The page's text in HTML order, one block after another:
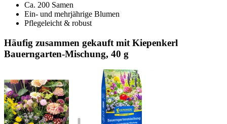
Ca. 200 Samen
Ein- und mehrjährige Blumen
Pflegeleicht & robust
Häufig zusammen gekauft mit Kiepenkerl
Bauerngarten-Mischung, 40 g